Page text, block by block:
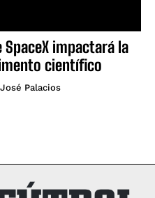
impactará la
científico
Palacios